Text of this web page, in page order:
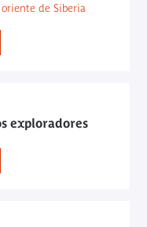
de Siberia
exploradores